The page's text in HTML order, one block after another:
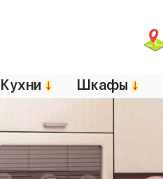
Кухни↓ Шкафы↓